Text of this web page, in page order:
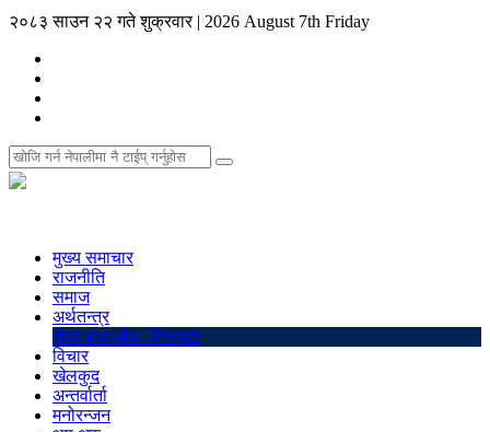
२०८३ साउन २२ गते शुक्रवार | 2026 August 7th Friday
मुख्य समाचार
राजनीति
समाज
अर्थतन्त्र
शेयर बजारबैंक–वित्तअटो
विचार
खेलकुद
अन्तर्वार्ता
मनोरन्जन